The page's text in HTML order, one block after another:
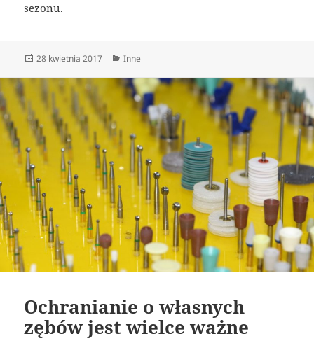
sezonu.
Data
28 kwietnia 2017 Kategorie
Inne
Ochranianie o własnych
zębów jest wielce ważne